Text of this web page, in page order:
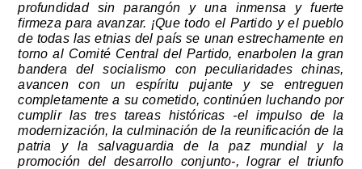
profundidad sin parangón y una inmensa y fuerte
firmeza para avanzar. ¡Que todo el Partido y el pueblo
de todas las etnias del país se unan estrechamente en
torno al Comité Central del Partido, enarbolen la gran
bandera del socialismo con peculiaridades chinas,
avancen con un espíritu pujante y se entreguen
completamente a su cometido, continúen luchando por
cumplir las tres tareas históricas -el impulso de la
modernización, la culminación de la reunificación de la
patria y la salvaguardia de la paz mundial y la
promoción del desarrollo conjunto-, lograr el triunfo